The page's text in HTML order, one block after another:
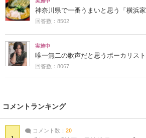
神奈川県で一番うまいと思う「横浜
回答数：8502
実施中
唯一無二の歌声だと思うボーカリスト
回答数：8067
コメントランキング
コメント数： 20